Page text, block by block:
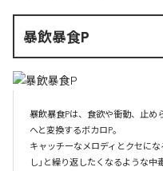
暴飲暴食P
暴飲暴食Pは、食欲や衝動、止め
へと変換するボカロP。
キャッチーなメロディとクセにな
し」と繰り返したくなるような中